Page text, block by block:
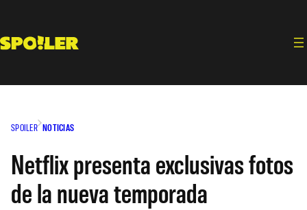
contenido
SPOILER NOTICIAS
Netflix presenta exclusivas fotos
de la nueva temporada